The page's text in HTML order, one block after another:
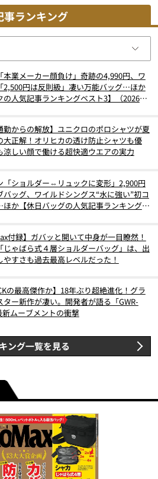
事ランキング
本業メーカー顔負け」奇跡の4,990円、ワ
2,500円は反則級」凄い万能バッグ…ほか
の人気記事ランキングベスト3】（2026年
勤からの解放】ユニクロのポロシャツが夏
大正解！オリヒカの透け防止シャツも優
涼しい顔で働ける超快適ウエアの実力
「ショルダー⇔リュックに変形」2,900円
バッグ、ワイルドシングス“水に強い”初コ
か【休日バッグの人気記事ランキングベ
付録】ガバッと開いて中身が一目瞭然！
じゃばら式４層ショルダーバッグ」は、出
やすさも過去最高レベルだった！
の最高傑作か】18年ぶり超絶進化！グラ
ター新作が凄い。開発者が語る「GWR-
新ムーブメントの衝撃
ング一覧を見る